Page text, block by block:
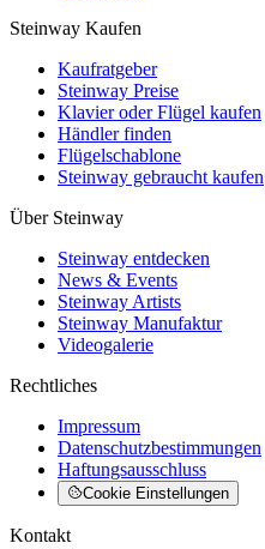
Steinway Kaufen
Kaufratgeber
Steinway Preise
Klavier oder Flügel kaufen
Händler finden
Flügelschablone
Steinway gebraucht kaufen
Über Steinway
Steinway entdecken
News & Events
Steinway Artists
Steinway Manufaktur
Videogalerie
Rechtliches
Impressum
Datenschutzbestimmungen
Haftungsausschluss
Cookie Einstellungen
Kontakt